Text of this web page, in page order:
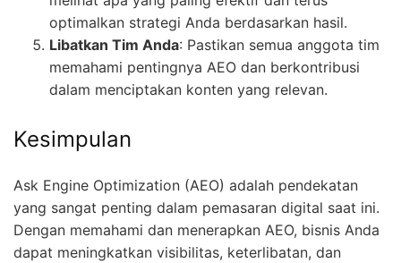
optimalkan strategi Anda berdasarkan hasil.
Libatkan Tim Anda: Pastikan semua anggota tim
memahami pentingnya AEO dan berkontribusi
dalam menciptakan konten yang relevan.
Kesimpulan
Ask Engine Optimization (AEO) adalah pendekatan
yang sangat penting dalam pemasaran digital saat ini.
Dengan memahami dan menerapkan AEO, bisnis Anda
dapat meningkatkan visibilitas, keterlibatan, dan